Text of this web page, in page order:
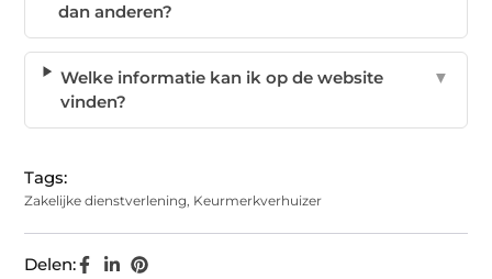
dan anderen?
Welke informatie kan ik op de website
vinden?
▼
Tags:
Zakelijke dienstverlening, Keurmerkverhuizer
Delen: